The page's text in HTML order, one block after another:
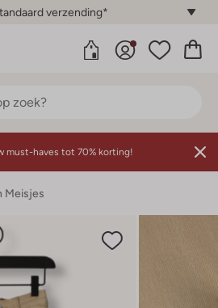
verzending*
must-haves tot 70% korting!
Meisjes